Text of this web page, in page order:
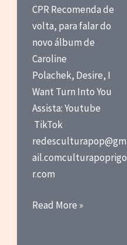
CPR Recomenda de
volta, para falar do
novo álbum de
Caroline
Polachek, Desire, I
Want Turn Into You
Assista: Youtube
TikTok
redesculturapop@gm
ail.comculturapoprigo
r.com
CPR
Read More »